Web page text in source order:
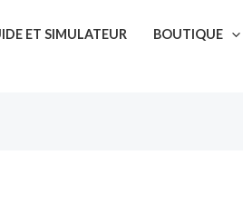
ET SIMULATEUR BOUTIQUE